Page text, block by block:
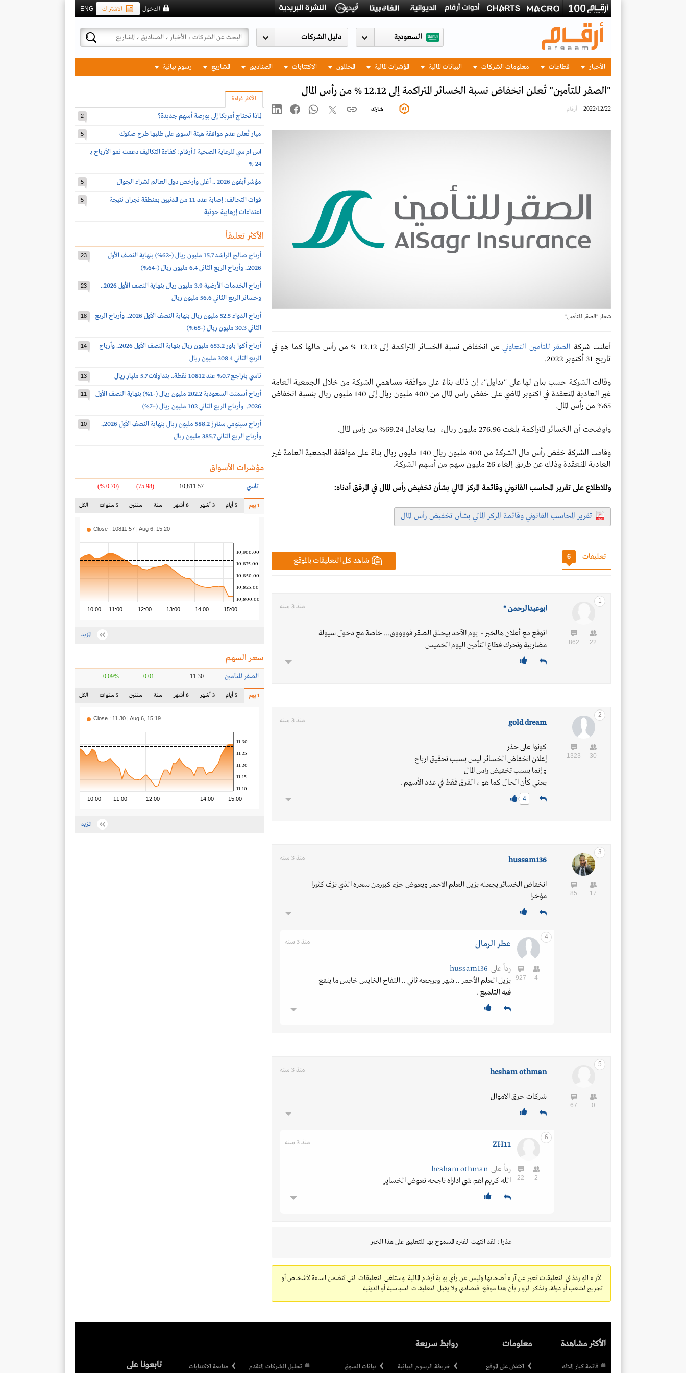
ENG الاشتراك الدخول
السعودية
الأخبار قطاعات معلومات الشركات البيانات المالية المؤشرات المالية المحللون الاكتتابات الصناديق المشاريع رسوم بيانية
"الصقر للتأمين" تُعلن انخفاض نسبة الخسائر المتراكمة إلى 12.12 % من رأس المال
2022/12/22 أرقام شارك
شعار "الصقر للتأمين"
أعلنت شركة الصقر للتأمين التعاوني
عن انخفاض نسبة الخسائر المتراكمة إلى 12.12 % من رأس مالها كما هو في
تاريخ 31 أكتوبر 2022.
وقالت الشركة حسب بيان لها على "تداول"، إن ذلك بناءً على موافقة مساهمي الشركة من خلال الجمعية العامة
غير العادية المنعقدة في أكتوبر الماضي على خفض رأس المال من 400 مليون ريال إلى 140 مليون ريال بنسبة انخفاض
65% من رأس المال.
وأوضحت أن الخسائر المتراكمة بلغت 276.96 مليون ريال، بما يعادل 69.24% من رأس المال.
وقامت الشركة خفض رأس مال الشركة من 400 مليون ريال 140 مليون ريال بناءً على موافقة الجمعية العامة غير
العادية المنعقدة وذلك عن طريق إلغاء 26 مليون سهم من أسهم الشركة.
وللاطلاع على تقرير المحاسب القانوني وقائمة المركز المالي بشأن تخفيض رأس المال في المرفق أدناه:
تقرير المحاسب القانوني وقائمة المركز المالي بشأن تخفيض رأس المال
شاهد كل التعليقات بالموقع تعليقات 6
1
22
862
ابوعبدالرحمن * منذ 3 سنه
اتوقع مع أعلان هالخبر - يوم الآحد بيحلق الصقر فووووق... خاصة مع دخول سيولة
مضاربية وتحرك قطاع التأمين اليوم الخميس
2
30
1323
gold dream منذ 3 سنه
كونوا على حذر
إعلان انخفاض الخسائر ليس بسبب تحقيق أرباح
و إنما بسبب تخفيض رأس المال
يعني كأن الحال كما هو ، الفرق فقط في عدد الأسهم .
4
3
17
85
hussam136 منذ 3 سنه
انخفاض الخسائر يجعله يزيل العلم الاحمر ويعوض جزء كبيرمن سعره الذي نزف كثيرا
مؤخرا
4
4
927
عطر الرمال منذ 3 سنه
رداً علىhussam136
يزيل العلم الأحمر .. شهر ويرجعه ثاني .. التفاح الخايس خايس ما ينفع
فيه التلميع .
5
0
67
hesham othman منذ 3 سنه
شركات حرق الاموال
6
2
22
ZH11 منذ 3 سنه
رداً علىhesham othman
الله كريم اهم شي اداراه ناجحه تعوض الخساير
عذرا : لقد انتهت الفتره المسموح بها للتعليق على هذا الخبر
الآراء الواردة في التعليقات تعبر عن آراء أصحابها وليس عن رأي بوابة أرقام المالية. وستلغى التعليقات التي تتضمن اساءة لأشخاص أو
تجريح لشعب أو دولة. ونذكر الزوار بأن هذا موقع اقتصادي ولا يقبل التعليقات السياسية أو الدينية.
الأكثر قراءة
لماذا تحتاج أمريكا إلى بورصة أسهم جديدة؟ 2
ميار تُعلن عدم موافقة هيئة السوق على طلبها طرح صكوك 5
اس ام سي للرعاية الصحية لـ أرقام: كفاءة التكاليف دعمت نمو الأرباح بـ
24 %
مؤشر أيفون 2026 .. أغلى وأرخص دول العالم لشراء الجوال 5
قوات التحالف: إصابة عدد 11 من المدنيين بمنطقة نجران نتيجة
اعتداءات إرهابية حوثية
5
الأكثر تعليقاً
أرباح صالح الراشد 15.7 مليون ريال (-62%) بنهاية النصف الأول
2026.. وأرباح الربع الثانى 6.4 مليون ريال (-64%)
23
أرباح الخدمات الأرضية 3.9 مليون ريال بنهاية النصف الأول 2026..
وخسائر الربع الثاني 56.6 مليون ريال
23
أرباح الدواء 52.5 مليون ريال بنهاية النصف الأول 2026.. وأرباح الربع
الثاني 30.3 مليون ريال (-65%)
18
أرباح أكوا باور 653.2 مليون ريال بنهاية النصف الأول 2026.. وأرباح
الربع الثاني 308.4 مليون ريال
14
تاسي يتراجع 0.7% عند 10812 نقطة.. بتداولات 5.7 مليار ريال 13
أرباح أسمنت السعودية 202.2 مليون ريال (-1%) بنهاية النصف الأول
2026.. وأرباح الربع الثاني 102 مليون ريال (+7%)
11
أرباح سينومي سنترز 588.2 مليون ريال بنهاية النصف الأول 2026..
وأرباح الربع الثاني 385.7 مليون ريال
10
مؤشرات الأسواق
تاسي 10,811.57
(75.98)
(0.70 %)
1 يوم 5 أيام 3 أشهر 6 أشهر سنة سنتين 5 سنوات الكل
10:00 11:00 12:00 13:00 14:00 15:00
10,800.00
10,825.00
10,850.00
10,875.00
10,900.00
Close : 10811.57 | Aug 6, 15:20
المزيد
سعر السهم
الصقر للتأمين 11.30
0.01
0.09%
1 يوم 5 أيام 3 أشهر 6 أشهر سنة سنتين 5 سنوات الكل
10:00 11:00 12:00 14:00 15:00
11.10
11.15
11.20
11.25
11.30
Close : 11.30 | Aug 6, 15:19
المزيد
الأكثر مشاهدة
قائمة كبار الملاك
معلومات
الاعلان على الموقع
روابط سريعة
خريطة الرسوم البيانية بيانات السوق تحليل الشركات المتقدم متابعة الاكتتابات تابعونا على